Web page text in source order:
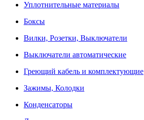
Уплотнительные материалы
Боксы
Вилки, Розетки, Выключатели
Выключатели автоматические
Греющий кабель и комплектующие
Зажимы, Колодки
Конденсаторы